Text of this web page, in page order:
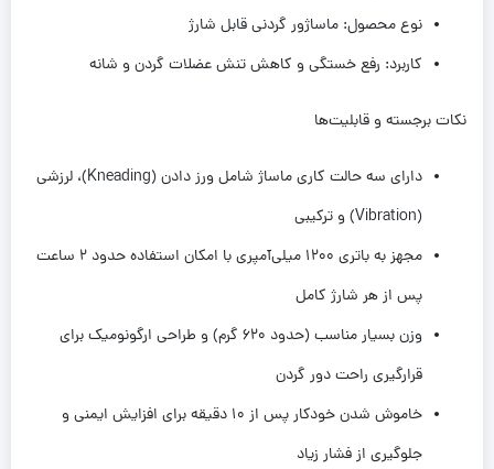
نوع محصول: ماساژور گردنی قابل شارژ
کاربرد: رفع خستگی و کاهش تنش عضلات گردن و شانه
نکات برجسته و قابلیت‌ها
دارای سه حالت کاری ماساژ شامل ورز دادن (Kneading)، لرزشی
(Vibration) و ترکیبی
مجهز به باتری 1200 میلی‌آمپری با امکان استفاده حدود 2 ساعت
پس از هر شارژ کامل
وزن بسیار مناسب (حدود 620 گرم) و طراحی ارگونومیک برای
قرارگیری راحت دور گردن
خاموش شدن خودکار پس از 10 دقیقه برای افزایش ایمنی و
جلوگیری از فشار زیاد